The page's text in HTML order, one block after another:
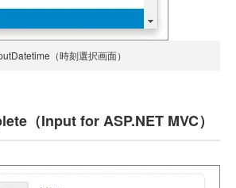
（時刻選択画面）
（Input for ASP.NET MVC）